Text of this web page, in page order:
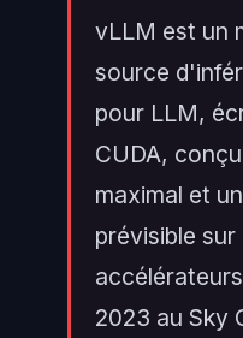
vLLM est un
source
pour LLM,
CUDA,
maximal et
prévisible sur
2023 au Sky